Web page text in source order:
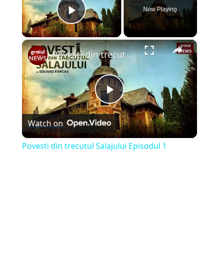
Play Video
Now Playing
×
Play
Video
Povesti din trecutul Salajului Episodul 1
Watch on
Povesti din trecutul Salajului Episodul 1